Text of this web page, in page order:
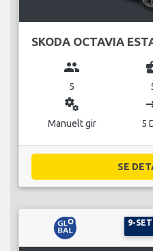
SKODA OCTAVIA
group
5
miscellaneous_services
Manuelt gir 5
SE
9-